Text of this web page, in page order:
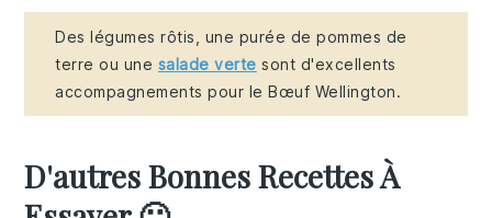
Des légumes rôtis, une purée de pommes de
terre ou une salade verte sont d'excellents
accompagnements pour le Bœuf Wellington.
D'autres Bonnes Recettes À